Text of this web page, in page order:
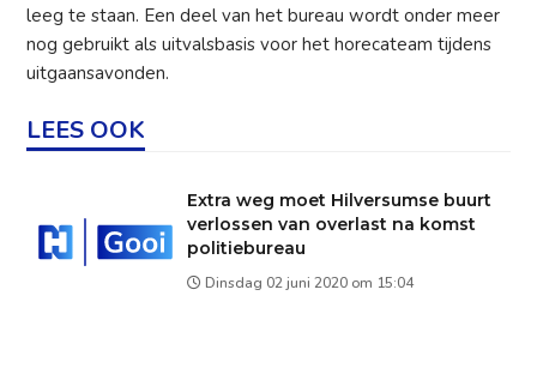
leeg te staan. Een deel van het bureau wordt onder meer
nog gebruikt als uitvalsbasis voor het horecateam tijdens
uitgaansavonden.
LEES OOK
Extra weg moet Hilversumse buurt
verlossen van overlast na komst
politiebureau
Dinsdag 02 juni 2020 om 15:04